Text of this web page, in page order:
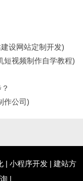
设网站定制开发)
短视频制作自学教程)
作公司)
| 小程序开发| 建站方
|